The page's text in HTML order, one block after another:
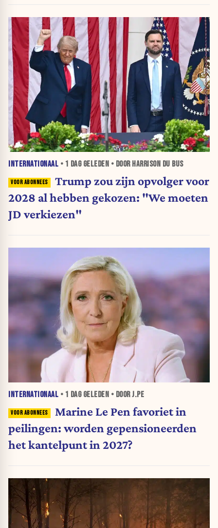
INTERNATIONAAL • 1 DAGGELEDEN • DOOR HARRISON DU BUS
Trump zou zijn opvolger voor
2028 al hebben gekozen: "We moeten
JD verkiezen"
INTERNATIONAAL • 1 DAGGELEDEN • DOOR J.PE
Marine Le Pen favoriet in
peilingen: worden gepensioneerden
het kantelpunt in 2027?